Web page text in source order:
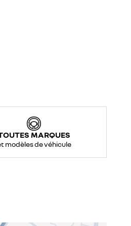
MARQUES
modèles de véhicule